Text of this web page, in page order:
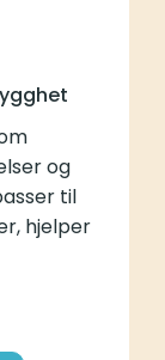
og
til
hjelper